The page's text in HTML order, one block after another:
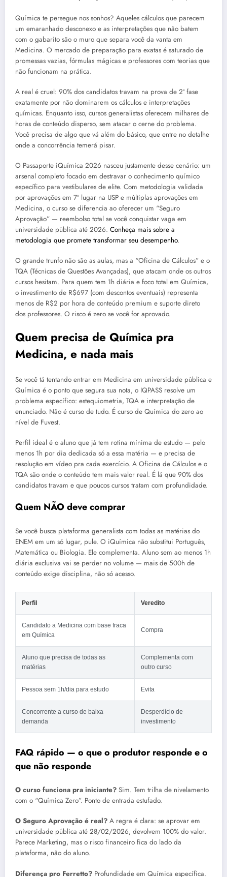
Química te persegue nos sonhos? Aqueles cálculos que parecem
um emaranhado desconexo e as interpretações que não batem
com o gabarito são o muro que separa você da vanta em
Medicina. O mercado de preparação para exatas é saturado de
promessas vazias, fórmulas mágicas e professores com teorias que
não funcionam na prática.
A real é cruel: 90% dos candidatos travam na prova de 2ª fase
exatamente por não dominarem os cálculos e interpretações
químicas. Enquanto isso, cursos generalistas oferecem milhares de
horas de conteúdo disperso, sem atacar o cerne do problema.
Você precisa de algo que vá além do básico, que entre no detalhe
onde a concorrência temerá pisar.
O Passaporte iQuímica 2026 nasceu justamente desse cenário: um
arsenal completo focado em destravar o conhecimento químico
específico para vestibulares de elite. Com metodologia validada
por aprovações em 7º lugar na USP e múltiplas aprovações em
Medicina, o curso se diferencia ao oferecer um “Seguro
Aprovação” — reembolso total se você conquistar vaga em
universidade pública até 2026. Conheça mais sobre a
metodologia que promete transformar seu desempenho.
O grande trunfo não são as aulas, mas a “Oficina de Cálculos” e o
TQA (Técnicas de Questões Avançadas), que atacam onde os outros
cursos hesitam. Para quem tem 1h diária e foco total em Química,
o investimento de R$697 (com descontos eventuais) representa
menos de R$2 por hora de conteúdo premium e suporte direto
dos professores. O risco é zero se você for aprovado.
Quem precisa de Química pra
Medicina, e nada mais
Se você tá tentando entrar em Medicina em universidade pública e
Química é o ponto que segura sua nota, o IQPASS resolve um
problema específico: estequiometria, TQA e interpretação de
enunciado. Não é curso de tudo. É curso de Química do zero ao
nível de Fuvest.
Perfil ideal é o aluno que já tem rotina mínima de estudo — pelo
menos 1h por dia dedicada só a essa matéria — e precisa de
resolução em vídeo pra cada exercício. A Oficina de Cálculos e o
TQA são onde o conteúdo tem mais valor real. É lá que 90% dos
candidatos travam e que poucos cursos tratam com profundidade.
Quem NÃO deve comprar
Se você busca plataforma generalista com todas as matérias do
ENEM em um só lugar, pule. O iQuímica não substitui Português,
Matemática ou Biologia. Ele complementa. Aluno sem ao menos 1h
diária exclusiva vai se perder no volume — mais de 500h de
conteúdo exige disciplina, não só acesso.
Perfil Veredito
Candidato a Medicina com base fraca
em Química
Compra
Aluno que precisa de todas as
matérias
Complementa com
outro curso
Pessoa sem 1h/dia para estudo Evita
Concorrente a curso de baixa
demanda
Desperdício de
investimento
FAQ rápido — o que o produtor responde e o
que não responde
O curso funciona pra iniciante? Sim. Tem trilha de nivelamento
com o “Química Zero”. Ponto de entrada estufado.
O Seguro Aprovação é real? A regra é clara: se aprovar em
universidade pública até 28/02/2026, devolvem 100% do valor.
Parece Marketing, mas o risco financeiro fica do lado da
plataforma, não do aluno.
Diferença pro Ferretto? Profundidade em Química específica.